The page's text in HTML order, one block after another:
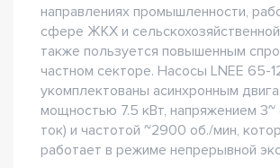
направлениях промышленности,
сфере ЖКХ и
также пользуется повышенным
частном секторе. Насосы LNEE 65-
укомплектованы асинхронным
мощностью 7.5 кВт, напряжением
ток) и частотой ~2900 об./мин,
работает в режиме непрерывной